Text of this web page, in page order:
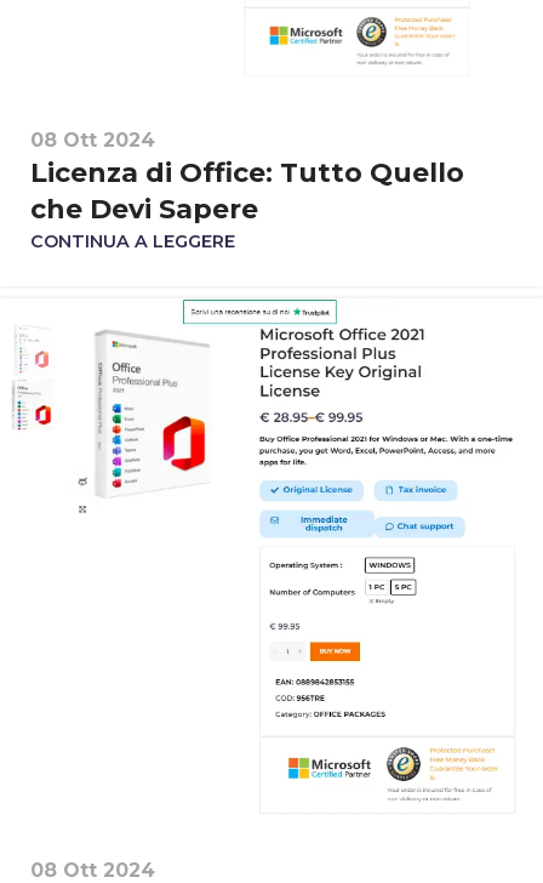
08 Ott 2024
Licenza di Office: Tutto Quello
che Devi Sapere
CONTINUA A LEGGERE
08 Ott 2024